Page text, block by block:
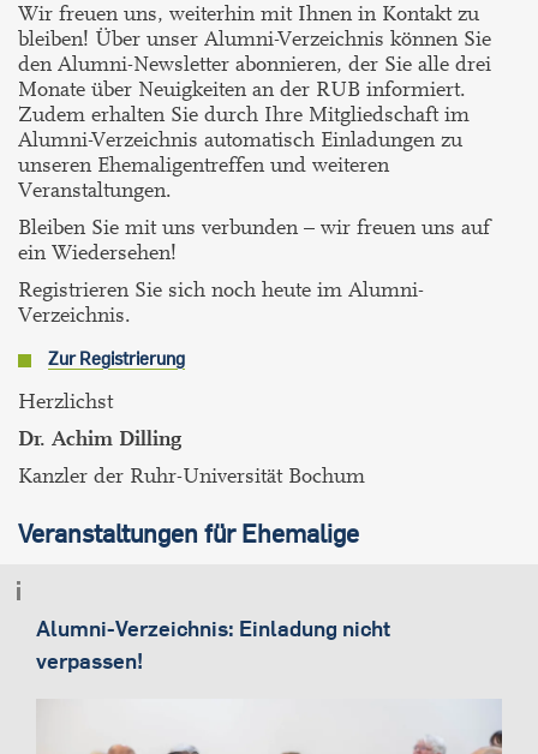
Wir freuen uns, weiterhin mit Ihnen in Kontakt zu
bleiben! Über unser Alumni-Verzeichnis können Sie
den Alumni-Newsletter abonnieren, der Sie alle drei
Monate über Neuigkeiten an der RUB informiert.
Zudem erhalten Sie durch Ihre Mitgliedschaft im
Alumni-Verzeichnis automatisch Einladungen zu
unseren Ehemaligentreffen und weiteren
Veranstaltungen.
Bleiben Sie mit uns verbunden – wir freuen uns auf
ein Wiedersehen!
Registrieren Sie sich noch heute im Alumni-
Verzeichnis.
Zur Registrierung
Herzlichst
Dr. Achim Dilling
Kanzler der Ruhr-Universität Bochum
Veranstaltungen für Ehemalige
Alumni-Verzeichnis: Einladung nicht
verpassen!